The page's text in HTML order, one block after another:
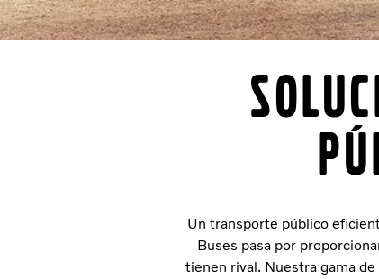
Un transporte público
Buses pasa por
tienen rival. Nuestra gama